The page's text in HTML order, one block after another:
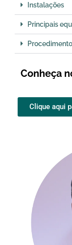
Instalações
Principais
Conheça
Clique aqui